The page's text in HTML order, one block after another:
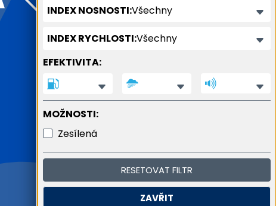
INDEX NOSNOSTI:Všechny
INDEX RYCHLOSTI:Všechny
EFEKTIVITA:
MOŽNOSTI:
Zesílená
RESETOVAT FILTR
ZAVŘIT